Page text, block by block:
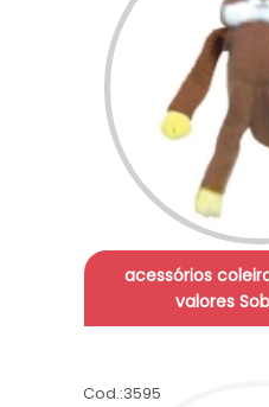
acessórios
valores
Cod.:3595